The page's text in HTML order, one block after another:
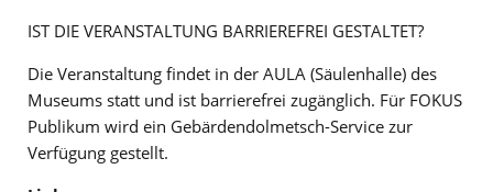
IST DIE VERANSTALTUNG BARRIEREFREI GESTALTET?
Die Veranstaltung findet in der AULA (Säulenhalle) des
Museums statt und ist barrierefrei zugänglich. Für FOKUS
Publikum wird ein Gebärdendolmetsch-Service zur
Verfügung gestellt.